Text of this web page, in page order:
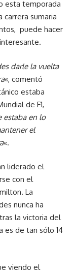
esta temporada
carrera sumaria
puede hacer
darle la vuelta
«, comentó
estaba
de F1,
estaba en lo
el
«.
liderado el
con el
La
nunca ha
la victoria del
es de tan sólo 14
viendo el